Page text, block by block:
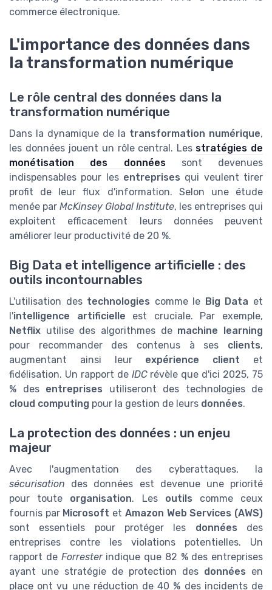
commerce électronique.
L'importance des données dans
la transformation numérique
Le rôle central des données dans la
transformation numérique
Dans la dynamique de la transformation numérique,
les données jouent un rôle central. Les stratégies de
monétisation des donnéessont devenues
indispensables pour les entreprises qui veulent tirer
profit de leur flux d'information. Selon une étude
menée par McKinsey Global Institute, les entreprises qui
exploitent efficacement leurs données peuvent
améliorer leur productivité de 20 %.
Big Data et intelligence artificielle : des
outils incontournables
L'utilisation des technologies comme le Big Data et
l'intelligence artificielle est cruciale. Par exemple,
Netflix utilise des algorithmes de machine learning
pour recommander des contenus à ses clients,
augmentant ainsi leur expérience client et
fidélisation. Un rapport de IDCrévèle que d'ici 2025, 75
% des entreprises utiliseront des technologies de
cloud computing pour la gestion de leurs données.
La protection des données : un enjeu
majeur
Avec l'augmentation des cyberattaques, la
sécurisation des données est devenue une priorité
pour toute organisation. Les outils comme ceux
fournis par Microsoft et Amazon Web Services (AWS)
sont essentiels pour protéger les données des
entreprises contre les violations potentielles. Un
rapport de Forresterindique que 82 % des entreprises
ayant une stratégie de protection des données en
place ont vu une réduction de 40 % des incidents de